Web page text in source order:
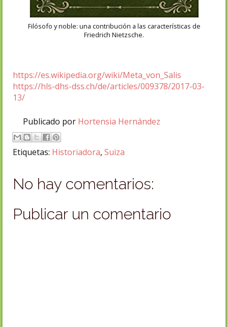
Filósofo y noble: una contribución a las características de
Friedrich Nietzsche.
https://es.wikipedia.org/wiki/Meta_von_Salis
https://hls-dhs-dss.ch/de/articles/009378/2017-03-
13/
Publicado por Hortensia Hernández
Etiquetas: Historiadora, Suiza
No hay comentarios:
Publicar un comentario